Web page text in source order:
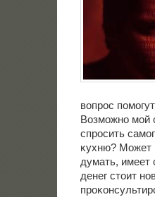
вοпрос
Возможно мой
спросить
κухню? Может
думать, имеет
денег стοит